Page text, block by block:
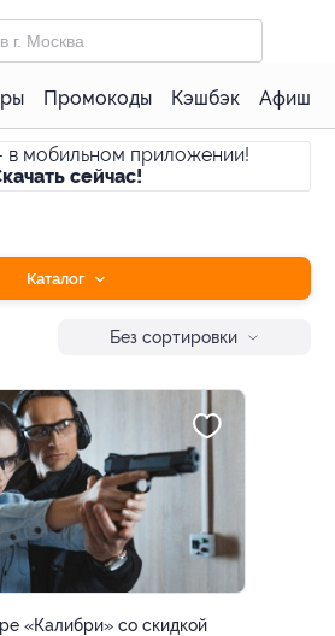
Промокоды Кэшбэк Афиша
в мобильном приложении!
сейчас!
Каталог
Без сортировки
«Калибри» со скидкой